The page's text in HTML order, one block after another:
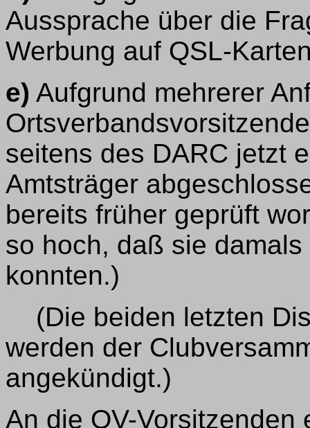
Aussprache über die
Werbung auf QSL-
e) Aufgrund mehrerer
seitens des DARC jetzt
Amtsträger
bereits früher geprüft
so hoch, daß sie
konnten.)
(Die beiden letzten
werden der
angekündigt.)
An die OV-